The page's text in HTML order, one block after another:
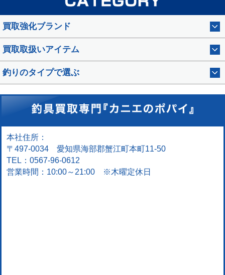
買取強化ブランド
買取取扱いアイテム
釣りのタイプで選ぶ
本社住所：
〒497-0034 愛知県海部郡蟹江町本町11-50
TEL：0567-96-0612
営業時間：10:00～21:00 ※木曜定休日